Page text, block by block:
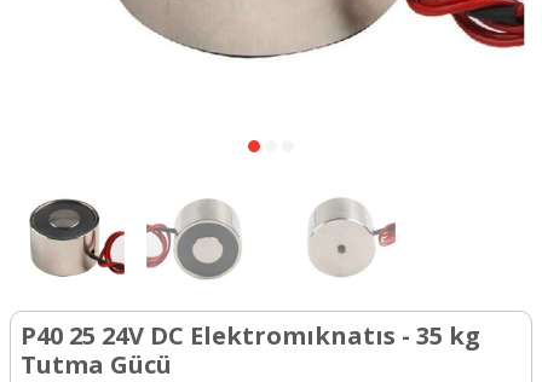
P40 25 24V DC Elektromıknatıs - 35 kg
Tutma Gücü